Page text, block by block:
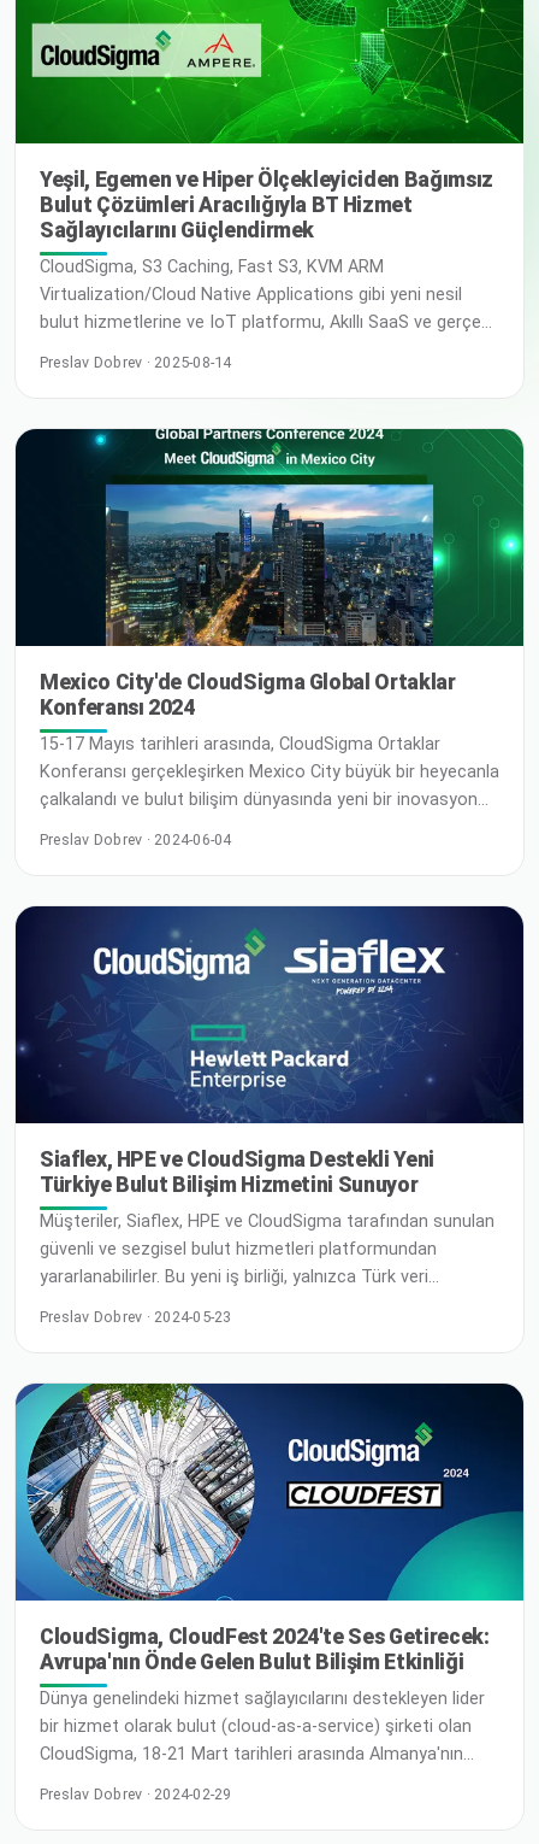
Yeşil, Egemen ve Hiper Ölçekleyiciden Bağımsız
Bulut Çözümleri Aracılığıyla BT Hizmet
Sağlayıcılarını Güçlendirmek
CloudSigma, S3 Caching, Fast S3, KVM ARM
Virtualization/Cloud Native Applications gibi yeni nesil
bulut hizmetlerine ve IoT platformu, Akıllı SaaS ve gerçek
zamanlı BI uygulamaları için Yeni Nesil Veri yapısına (Next-
tasarlanan Müşteri Profili kapsamında, Ampere
Computing’in Bulut Yerel İşlemcileri (Cloud Native
Processors) tek iş parçacıklı, çoklu çekirdekli bir tasarım t
Preslav Dobrev · 2025-08-14
Mexico City'de CloudSigma Global Ortaklar
Konferansı 2024
15-17 Mayıs tarihleri arasında, CloudSigma Ortaklar
Konferansı gerçekleşirken Mexico City büyük bir heyecanla
çalkalandı ve bulut bilişim dünyasında yeni bir inovasyon
ve iş birliği çağının zeminini hazırladı. Latin Amerika'nın
son trendleri ve gelişmeleri keşfetmek için bir araya geldi.
Preslav Dobrev · 2024-06-04
Siaflex, HPE ve CloudSigma Destekli Yeni
Türkiye Bulut Bilişim Hizmetini Sunuyor
Müşteriler, Siaflex, HPE ve CloudSigma tarafından sunulan
güvenli ve sezgisel bulut hizmetleri platformundan
yararlanabilirler. Bu yeni iş birliği, yalnızca Türk veri
koruması ve yargı yetkisi ile Türkiye'nin hızla büyüyen
Global Ortaklar Konferansı'nda, CloudSigma CEO'su
Robert Jenkin ve …
Preslav Dobrev · 2024-05-23
CloudSigma, CloudFest 2024'te Ses Getirecek:
Avrupa'nın Önde Gelen Bulut Bilişim Etkinliği
Dünya genelindeki hizmet sağlayıcılarını destekleyen lider
bir hizmet olarak bulut (cloud-as-a-service) şirketi olan
CloudSigma, 18-21 Mart tarihleri arasında Almanya'nın
Baden-Württemberg eyaletindeki Rust kentinde bulunan
Preslav Dobrev · 2024-02-29